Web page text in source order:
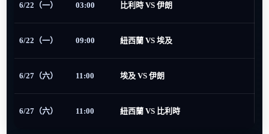
6/22（一） 03:00 比利時 VS 伊朗
6/22（一） 09:00 紐西蘭 VS 埃及
6/27（六） 11:00 埃及 VS 伊朗
6/27（六） 11:00 紐西蘭 VS 比利時